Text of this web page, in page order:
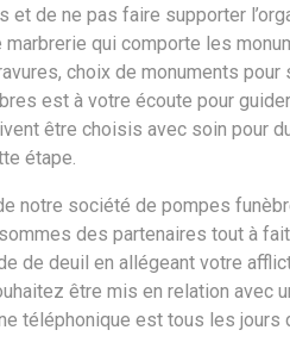
et de ne pas faire supporter
marbrerie qui comporte les
choix de monuments
est à votre écoute pour
être choisis avec soin pour
étape.
notre société de pompes
des partenaires tout à
de deuil en allégeant votre
être mis en relation avec
téléphonique est tous les jours